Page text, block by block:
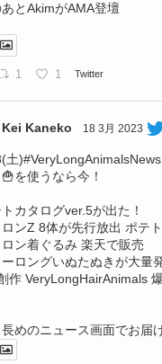
とAkimがAMA登壇
1 1 Twitter
Kei Kaneko 18 3月 2023
土)#VeryLongAnimalsNews
を使うなら今！
カタログver.5が出た！
ンZ 8体が先行放出 ポテ
ン着ぐるみ 楽天で販売
ロングいぬたぬきが大量
作 VeryLongHairAnimals
めのニュース画面でお届